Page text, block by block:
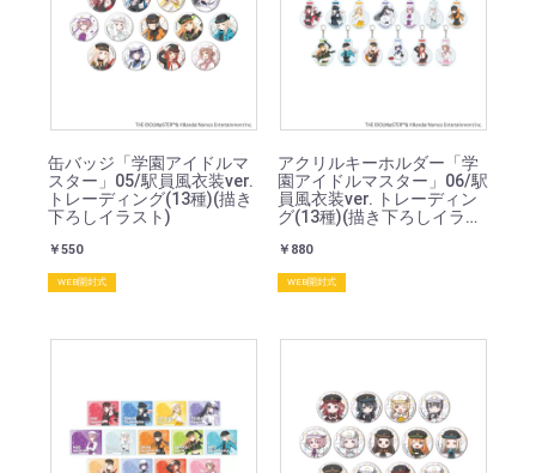
缶バッジ「学園アイドルマ
スター」05/駅員風衣装ver.
トレーディング(13種)(描き
下ろしイラスト)
￥550
WEB開封式
アクリルキーホルダー「学
園アイドルマスター」06/駅
員風衣装ver. トレーディン
グ(13種)(描き下ろしイラス
￥880
WEB開封式